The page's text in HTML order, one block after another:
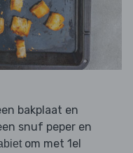
bakplaat en
snuf peper en
om met 1el